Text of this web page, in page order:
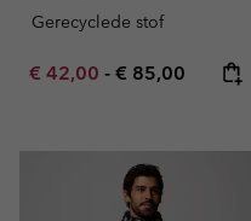
Gerecyclede stof
Minimum sale price:
€ 42,00 - Maximum price:
€ 85,00